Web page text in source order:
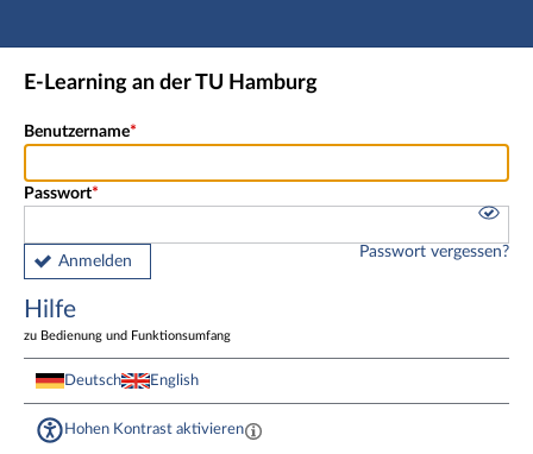
Hauptnavigation
Fußzeile
E-Learning an der TU Hamburg
Benutzername
Passwort
Anmelden
Passwort vergessen?
Hilfe
zu Bedienung und Funktionsumfang
Deutsch English
Hohen Kontrast aktivieren